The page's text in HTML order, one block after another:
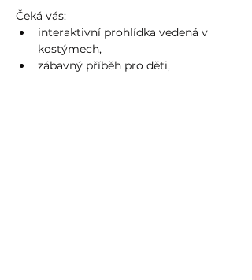
Čeká vás:
interaktivní prohlídka vedená v
kostýmech,
zábavný příběh pro děti,